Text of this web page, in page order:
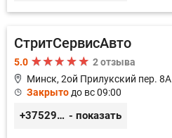
СтритСервисАвто
5.0
2 отзыва
Минск, 2ой Прилукский пер. 8А
Закрыто до вс 09:00
+375293366992 - показать